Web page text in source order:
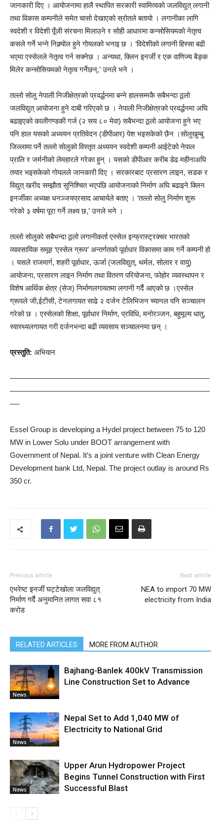
जानकारी दिए । आयोजनामा हालै स्थापित सरकारी स्वामित्वको जलविद्युत् लगानी
तथा विकास कम्पनीले समेत चासो देखाएको स्रोतले बतायो । लगानीका लागि
स्वदेशी र विदेशी पूँजी संरचना मिलाउने र सोही आधारमा कन्सोसियमको नेतृत्व
कसले गर्ने भन्ने निक्र्योल हुने गोयलको भनाइ छ । ‘विदेशीको लगानी हिस्सा बढी
भएमा एस्सेलले नेतृत्व गर्न सक्नेछ । अन्यथा, क्लिन इनर्जी र एक वाणिज्य बैङ्क
मिलेर कन्सोसियमको नेतृत्व गर्नेछन्,’ उनले भने ।
तल्लो सोलु नेपाली निजीक्षेत्रको प्रवर्द्धनमा बन्ने हालसम्मकै सबैभन्दा ठूलो
जलविद्युत् आयोजना हुने दाबी गरिएको छ । नेपाली निजीक्षेत्रको प्रवर्द्धनमा अघि
बढाइएको कालीगण्डकी गर्ज (२ सय ८० मेवा) सबैभन्दा ठूलो आयोजना हुने भए
पनि हाल यसको अध्ययन प्रतिवेदन (डीपीआर) पेश भइसकेको छैन ।सोलुखुम्बु
जिल्लामा पर्ने तल्लो सोलुको विस्तृत अध्ययन स्वदेशी कम्पनी आईटेको नेपाल
प्रालि र जर्मनीको लेमहारले गरेका हुन् । यसको डीपीआर करीब डेढ महीनाअघि
तयार भइसकेको गोयलले जानकारी दिए । सरकारबाट प्रसारण लाइन, सडक र
विद्युत् खरीद सम्झौता सुनिश्चित भएपछि आयोजनाको निर्माण अघि बढाइने क्लिन
इनर्जीका अध्यक्ष धनञ्जयप्रसाद आचार्यले बताए । ‘तल्लो सोलु निर्माण शुरू
गरेको ३ वर्षमा पूरा गर्ने लक्ष्य छ,’ उनले भने ।
तल्लो सोलुको सबैभन्दा ठूलो लगानीकर्ता एस्सेल इन्फ्रास्ट्रक्चर भारतको
व्यावसायिक समूह ‘एस्सेल ग्रूप’ अन्तर्गतको पूर्वाधार विकासमा काम गर्ने कम्पनी हो
। यसले राजमार्ग, शहरी पूर्वाधार, ऊर्जा (जलविद्युत्, थर्मल, सोलार र वायु)
आयोजना, प्रसारण लाइन निर्माण तथा वितरण परियोजना, फोहोर व्यवस्थापन र
विशेष आर्थिक क्षेत्र (सेज) निर्माणलगायतमा लगानी गर्दै आएको छ ।एस्सेल
ग्रूपले जी,ईटीसी, टेनलगायत साढे २ दर्जन टेलिभिजन च्यानल पनि सञ्चालन
गरेको छ । एस्सेलको शिक्षा, पूर्वाधार निर्माण, प्रविधि, मनोरञ्जन, बहुमूल्य धातु,
स्वास्थ्यलगायत गरी दर्जनभन्दा बढी व्यवसाय सञ्चालनमा छन् ।
प्रस्तुति: अभियान
———————————————————————————
———————————————————————————
—-
Essel Group is developing a Hydel project between 75 to 120
MW in Lower Solu under BOOT arrangement with
Government of Nepal. It’s a joint venture with Clean Energy
Development bank Ltd, Nepal. The project outlay is around Rs
350 cr.
Previous article
एभरेष्ट इनर्जी घट्टेखोला जलविद्युत्
निर्माण गर्दै अनुमानित लागत सवा ८१
करोड
Next article
NEA to import 70 MW
electricity from India
RELATED ARTICLES MORE FROM AUTHOR
News
Bajhang-Banlek 400kV Transmission
Line Construction Set to Advance
News
Nepal Set to Add 1,040 MW of
Electricity to National Grid
News
Upper Arun Hydropower Project
Begins Tunnel Construction with First
Successful Blast